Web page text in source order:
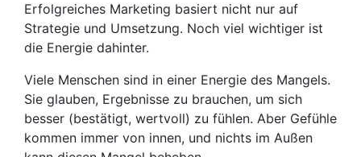
Erfolgreiches Marketing basiert nicht nur auf
Strategie und Umsetzung. Noch viel wichtiger ist
die Energie dahinter.
Viele Menschen sind in einer Energie des Mangels.
Sie glauben, Ergebnisse zu brauchen, um sich
besser (bestätigt, wertvoll) zu fühlen. Aber Gefühle
kommen immer von innen, und nichts im Außen